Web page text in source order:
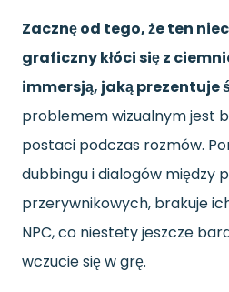
Zacznę od tego, że ten
graficzny kłóci się z
immersją, jaką prezentuje
problemem wizualnym jest
postaci podczas rozmów.
dubbingu i dialogów między
przerywnikowych, brakuje
NPC, co niestety jeszcze
wczucie się w grę.